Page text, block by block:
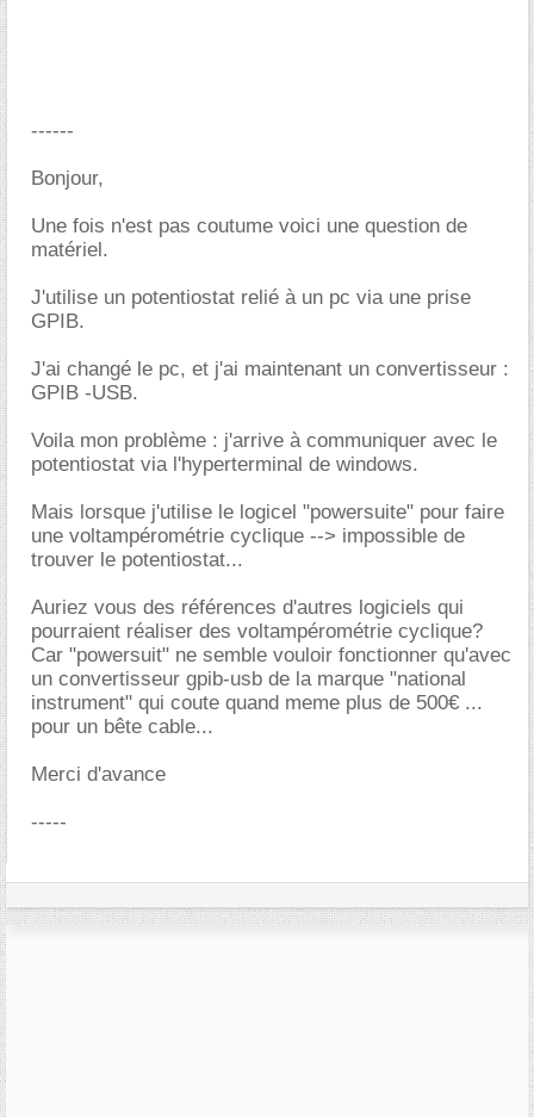
------
Bonjour,
Une fois n'est pas coutume voici une question de
matériel.
J'utilise un potentiostat relié à un pc via une prise
GPIB.
J'ai changé le pc, et j'ai maintenant un convertisseur :
GPIB -USB.
Voila mon problème : j'arrive à communiquer avec le
potentiostat via l'hyperterminal de windows.
Mais lorsque j'utilise le logicel "powersuite" pour faire
une voltampérométrie cyclique --> impossible de
trouver le potentiostat...
Auriez vous des références d'autres logiciels qui
pourraient réaliser des voltampérométrie cyclique?
Car "powersuit" ne semble vouloir fonctionner qu'avec
un convertisseur gpib-usb de la marque "national
instrument" qui coute quand meme plus de 500€ ...
pour un bête cable...
Merci d'avance
-----